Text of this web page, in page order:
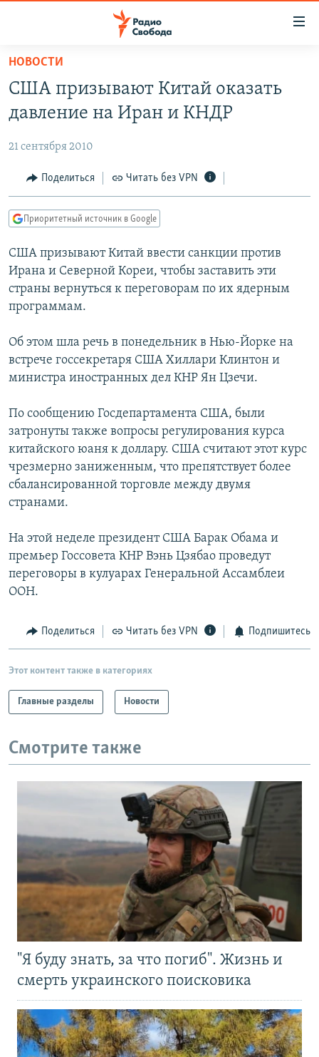
упрощенного
доступа
основному
Вернутся
главной
навигации
Вернутся
поиску
ПОДКАСТЫ
АВТОРСКИЕ ПРОЕКТЫ
ЦИТАТЫ СВОБОДЫ
МНЕНИЯ
IDEL.РЕАЛИИ
КАВКАЗ.РЕАЛИИ
СЕВЕР.РЕАЛИИ
СИБИРЬ.РЕАЛИИ
РАСПИСАНИЕ ВЕЩАНИЯ
ПОДПИШИТЕСЬ НА РАССЫЛКУ
Все сайты РСЕ/РС
НОВОСТИ
США призывают Китай оказать
давление на Иран и КНДР
21 сентября 2010
Поделиться Читать без VPN
Приоритетный источник в Google
США призывают Китай ввести санкции против
Ирана и Северной Кореи, чтобы заставить эти
страны вернуться к переговорам по их ядерным
программам.
Об этом шла речь в понедельник в Нью-Йорке на
встрече госсекретаря США Хиллари Клинтон и
министра иностранных дел КНР Ян Цзечи.
По сообщению Госдепартамента США, были
затронуты также вопросы регулирования курса
китайского юаня к доллару. США считают этот курс
чрезмерно заниженным, что препятствует более
сбалансированной торговле между двумя
странами.
На этой неделе президент США Барак Обама и
премьер Госсовета КНР Вэнь Цзябао проведут
переговоры в кулуарах Генеральной Ассамблеи
ООН.
Поделиться Читать без VPN Подпишитесь
Этот контент также в категориях
Главные разделы Новости
Смотрите также
"Я буду знать, за что погиб". Жизнь и
смерть украинского поисковика